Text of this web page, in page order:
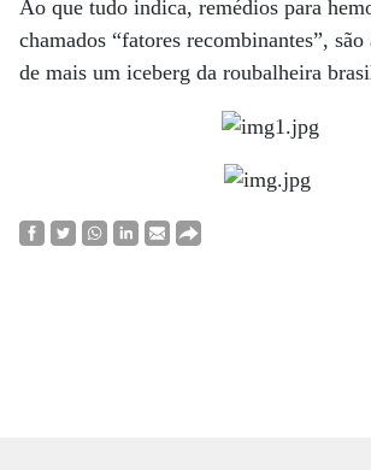
Ao que tudo indica, remédios para
chamados “fatores recombinantes”, são
de mais um iceberg da roubalheira